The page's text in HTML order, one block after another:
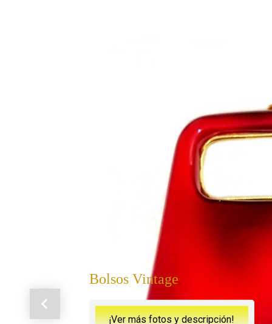
Bolsos Vintage
¡Ver más fotos y descripción!
Anterior